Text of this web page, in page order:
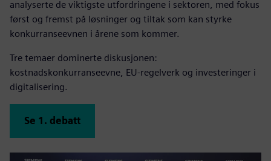
analyserte de viktigste utfordringene i sektoren, med fokus
først og fremst på løsninger og tiltak som kan styrke
konkurranseevnen i årene som kommer.
Tre temaer dominerte diskusjonen:
kostnadskonkurranseevne, EU-regelverk og investeringer i
digitalisering.
Se 1. debatt